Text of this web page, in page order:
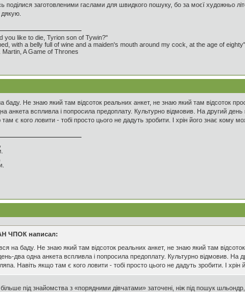
поділися заготовленими гаслами для швидкого пошуку, бо за моєї художньо
дякую.
you like to die, Tyrion son of Tywin?"
with a belly full of wine and a maiden's mouth around my cock, at the age of eighty"
A Game of Thrones
баду. Не знаю який там відсоток реальних анкет, не знаю який там відсоток
анкета вспливла і попросила предоплату. Культурно відмовив. На другий
там є кого ловити - тобі просто цього не дадуть зробити. І хрін його знає
ЧПОК написал:
на баду. Не знаю який там відсоток реальних анкет, не знаю який там
два одна анкета вспливла і попросила предоплату. Культурно відмовив.
Навіть якщо там є кого ловити - тобі просто цього не дадуть зробити. І
більше під знайомства з «порядними дівчатами» заточені, ніж під пошук